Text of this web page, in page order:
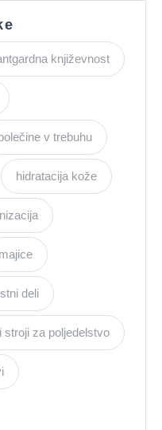
književnost
v trebuhu
hidratacija kože
majice
deli
stroji za poljedelstvo